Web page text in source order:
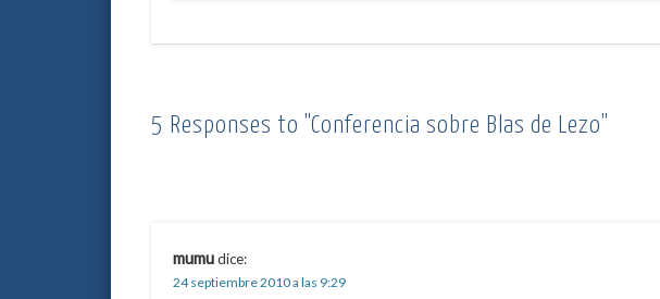
5 Responses to "Conferencia sobre Blas de Lezo"
mumudice:
24 septiembre 2010 a las 9:29